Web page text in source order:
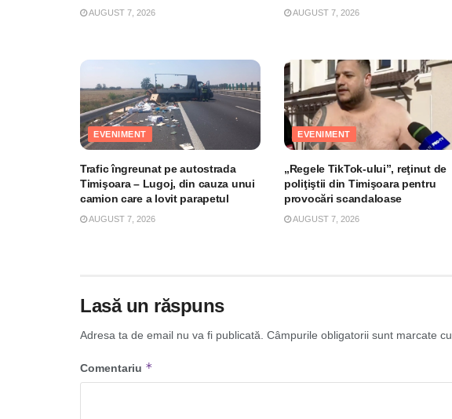
AUGUST 7, 2026 AUGUST 7, 2026
EVENIMENT
Trafic îngreunat pe autostrada
Timişoara – Lugoj, din cauza unui
camion care a lovit parapetul
AUGUST 7, 2026
EVENIMENT
„Regele TikTok-ului”, reţinut de
poliţiştii din Timişoara pentru
provocări scandaloase
AUGUST 7, 2026
Lasă un răspuns
Adresa ta de email nu va fi publicată. Câmpurile obligatorii sunt marcate cu
Comentariu *